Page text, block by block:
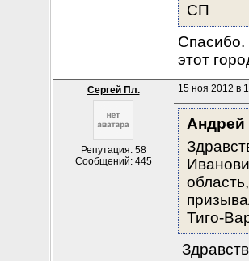
СП
Спасибо.
этот
Сергей Пл.
Репутация: 58
Сообщений: 445
15 ноя 2012 в
Андрей
Тиго-